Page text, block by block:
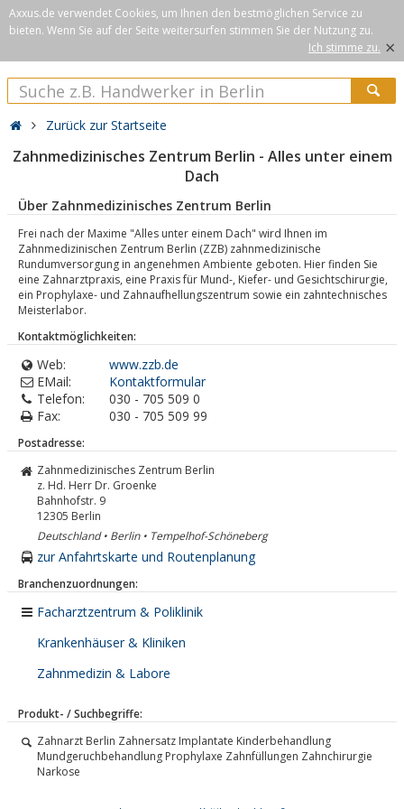
Axxus.de verwendet Cookies, um Ihnen den bestmöglichen Service zu
bieten. Wenn Sie auf der Seite weitersurfen stimmen Sie der Nutzung zu.
Ich stimme zu. ×
Zurück zur Startseite
Zahnmedizinisches Zentrum Berlin - Alles unter einem
Dach
Über Zahnmedizinisches Zentrum Berlin
Frei nach der Maxime "Alles unter einem Dach" wird Ihnen im
Zahnmedizinischen Zentrum Berlin (ZZB) zahnmedizinische
Rundumversorgung in angenehmen Ambiente geboten. Hier finden Sie
eine Zahnarztpraxis, eine Praxis für Mund-, Kiefer- und Gesichtschirurgie,
ein Prophylaxe- und Zahnaufhellungszentrum sowie ein zahntechnisches
Meisterlabor.
Kontaktmöglichkeiten:
Web:
www.zzb.de
EMail:
Kontaktformular
Telefon:
030 - 705 509 0
Fax:
030 - 705 509 99
Postadresse:
Zahnmedizinisches Zentrum Berlin
z. Hd. Herr Dr. Groenke
Bahnhofstr. 9
12305 Berlin
Deutschland • Berlin • Tempelhof-Schöneberg
zur Anfahrtskarte und Routenplanung
Branchenzuordnungen:
Facharztzentrum & Poliklinik
Krankenhäuser & Kliniken
Zahnmedizin & Labore
Produkt- / Suchbegriffe:
Zahnarzt Berlin Zahnersatz Implantate Kinderbehandlung
Mundgeruchbehandlung Prophylaxe Zahnfüllungen Zahnchirurgie
Narkose